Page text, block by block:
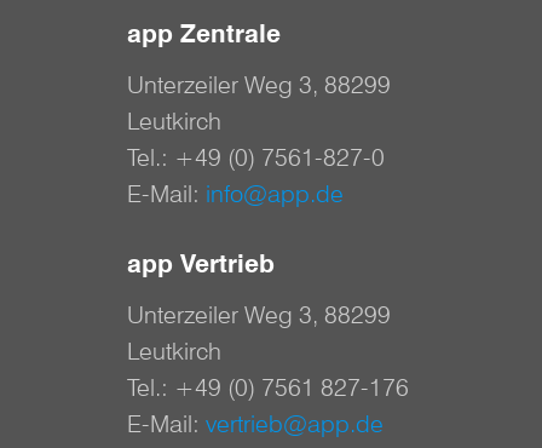
app Zentrale
Unterzeiler Weg 3, 88299
Leutkirch
Tel.: +49 (0) 7561-827-0
E-Mail: info@app.de
app Vertrieb
Unterzeiler Weg 3, 88299
Leutkirch
Tel.: +49 (0) 7561 827-176
E-Mail: vertrieb@app.de